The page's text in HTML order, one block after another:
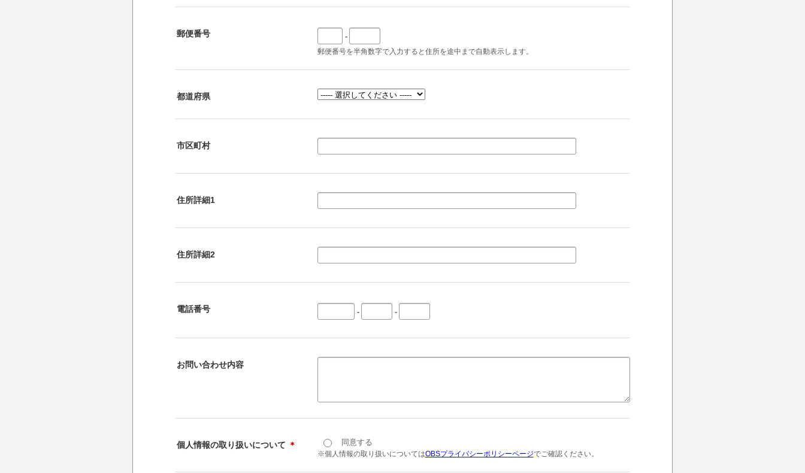
郵便番号 -
郵便番号を半角数字で入力すると住所を途中まで自動表示します。
都道府県
市区町村
住所詳細1
住所詳細2
電話番号 - -
お問い合わせ内容
個人情報の取り扱いについて ＊ 同意する
※個人情報の取り扱いについてはOBSプライバシーポリシーページでご確認ください。